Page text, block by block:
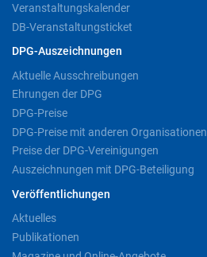
Veranstaltungskalender
DB-Veranstaltungsticket
DPG-Auszeichnungen
Aktuelle Ausschreibungen
Ehrungen der DPG
DPG-Preise
DPG-Preise mit anderen Organisationen
Preise der DPG-Vereinigungen
Auszeichnungen mit DPG-Beteiligung
Veröffentlichungen
Aktuelles
Publikationen